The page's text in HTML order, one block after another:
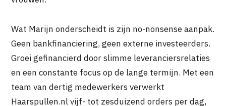
Wat Marijn onderscheidt is zijn no-nonsense aanpak.
Geen bankfinanciering, geen externe investeerders.
Groei gefinancierd door slimme leveranciersrelaties
en een constante focus op de lange termijn. Met een
team van dertig medewerkers verwerkt
Haarspullen.nl vijf- tot zesduizend orders per dag,